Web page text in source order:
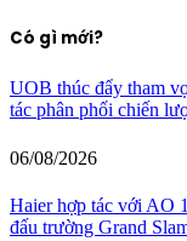
Có gì mới?
UOB thúc đẩy tham
tác phân phối chiến
06/08/2026
Haier hợp tác với AO
đấu trường Grand